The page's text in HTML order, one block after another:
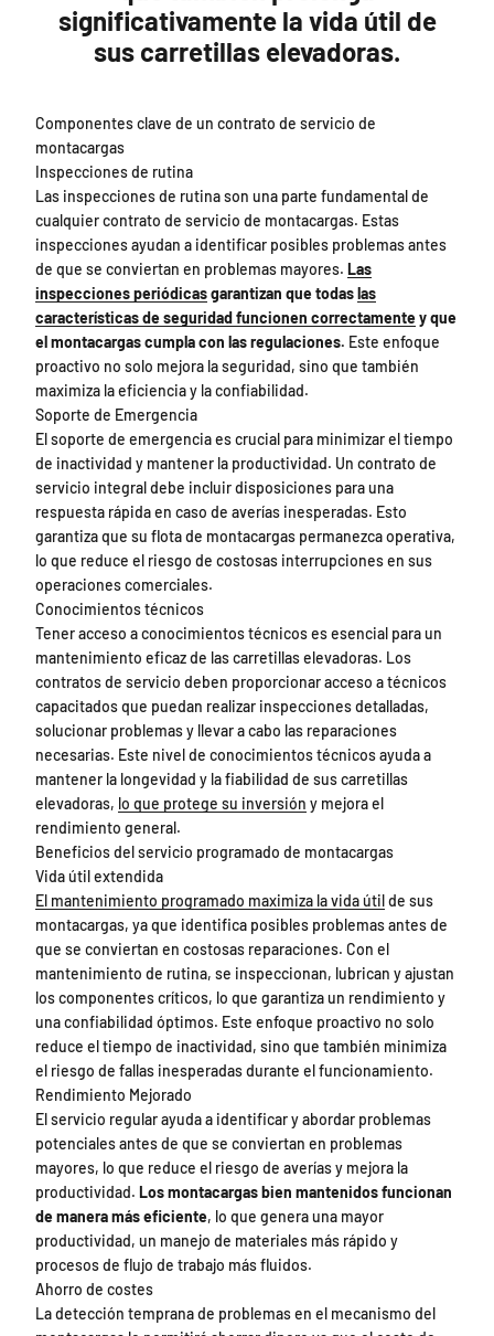
significativamente la vida útil de
sus carretillas elevadoras.
Componentes clave de un contrato de servicio de
montacargas
Inspecciones de rutina
Las inspecciones de rutina son una parte fundamental de
cualquier contrato de servicio de montacargas. Estas
inspecciones ayudan a identificar posibles problemas antes
de que se conviertan en problemas mayores. Las
inspecciones periódicasgarantizan que todaslas
características de seguridad funcionen correctamente y que
el montacargas cumpla con las regulaciones. Este enfoque
proactivo no solo mejora la seguridad, sino que también
maximiza la eficiencia y la confiabilidad.
Soporte de Emergencia
El soporte de emergencia es crucial para minimizar el tiempo
de inactividad y mantener la productividad. Un contrato de
servicio integral debe incluir disposiciones para una
respuesta rápida en caso de averías inesperadas. Esto
garantiza que su flota de montacargas permanezca operativa,
lo que reduce el riesgo de costosas interrupciones en sus
operaciones comerciales.
Conocimientos técnicos
Tener acceso a conocimientos técnicos es esencial para un
mantenimiento eficaz de las carretillas elevadoras. Los
contratos de servicio deben proporcionar acceso a técnicos
capacitados que puedan realizar inspecciones detalladas,
solucionar problemas y llevar a cabo las reparaciones
necesarias. Este nivel de conocimientos técnicos ayuda a
mantener la longevidad y la fiabilidad de sus carretillas
elevadoras, lo que protege su inversión y mejora el
rendimiento general.
Beneficios del servicio programado de montacargas
Vida útil extendida
El mantenimiento programado maximiza la vida útilde sus
montacargas, ya que identifica posibles problemas antes de
que se conviertan en costosas reparaciones. Con el
mantenimiento de rutina, se inspeccionan, lubrican y ajustan
los componentes críticos, lo que garantiza un rendimiento y
una confiabilidad óptimos. Este enfoque proactivo no solo
reduce el tiempo de inactividad, sino que también minimiza
el riesgo de fallas inesperadas durante el funcionamiento.
Rendimiento Mejorado
El servicio regular ayuda a identificar y abordar problemas
potenciales antes de que se conviertan en problemas
mayores, lo que reduce el riesgo de averías y mejora la
productividad. Los montacargas bien mantenidos funcionan
de manera más eficiente, lo que genera una mayor
productividad, un manejo de materiales más rápido y
procesos de flujo de trabajo más fluidos.
Ahorro de costes
La detección temprana de problemas en el mecanismo del